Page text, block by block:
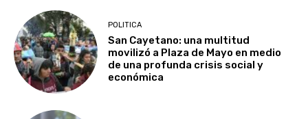
POLITICA
San Cayetano: una multitud
movilizó a Plaza de Mayo en medio
de una profunda crisis social y
económica